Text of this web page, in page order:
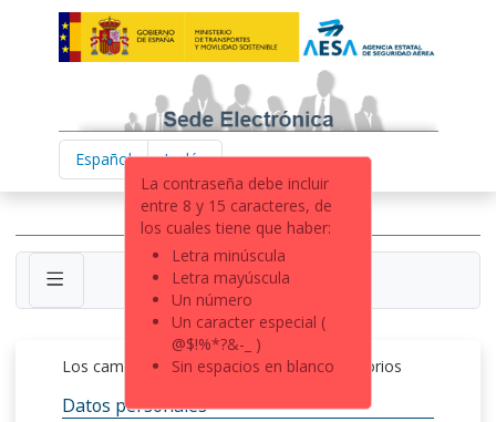
Saltar al menú
Saltar al contenido principal
Español Inglés
Sede Electrónica
eSignature for Foreigners
La contraseña debe incluir
entre 8 y 15 caracteres, de
los cuales tiene que haber:
Letra minúscula
Letra mayúscula
Un número
Un caracter especial (
@$!%*?&-_ )
Sin espacios en blanco
Solicitud de Contraseña
Los campos marcados con (*) son obligatorios
Datos personales